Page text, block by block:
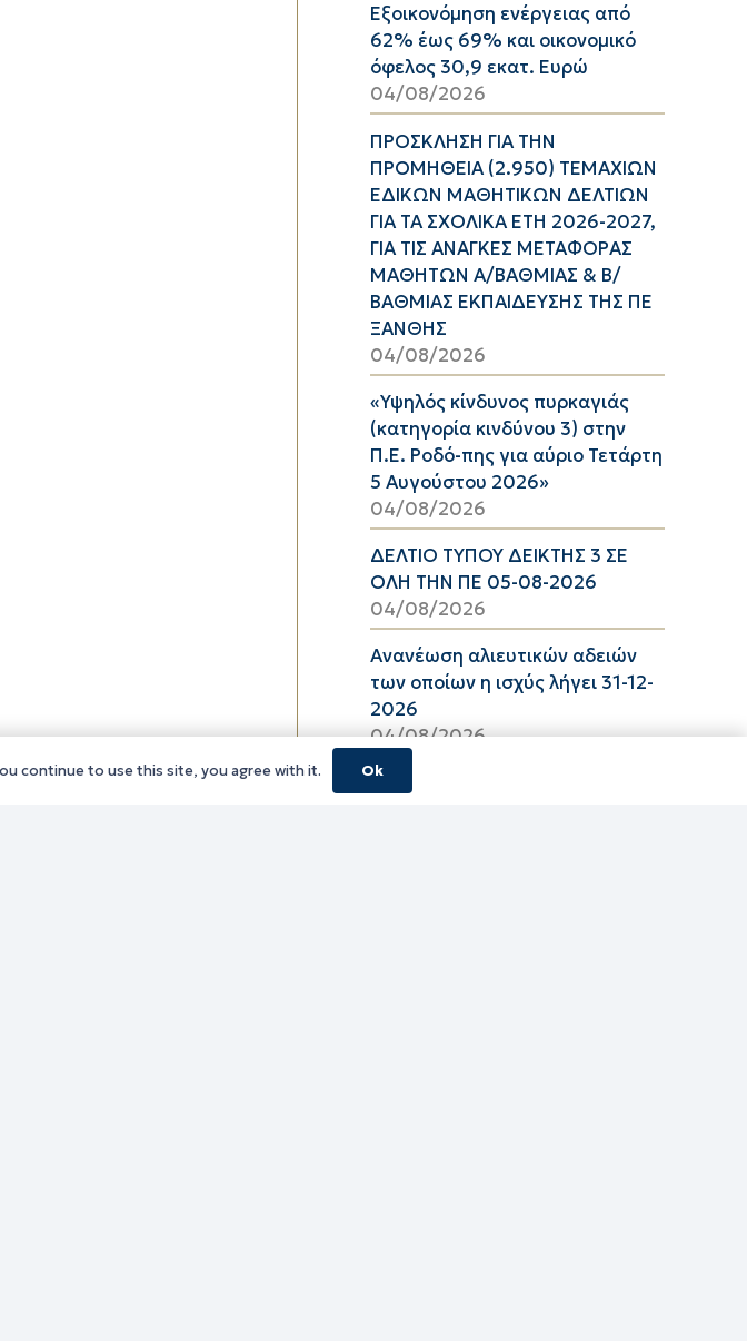
Εξοικονόμηση ενέργειας από
62% έως 69% και οικονομικό
όφελος 30,9 εκατ. Ευρώ
04/08/2026
ΠΡΟΣΚΛΗΣΗ ΓΙΑ ΤΗΝ
ΠΡΟΜΗΘΕΙΑ (2.950) ΤΕΜΑΧΙΩΝ
ΕΔΙΚΩΝ ΜΑΘΗΤΙΚΩΝ ΔΕΛΤΙΩΝ
ΓΙΑ ΤΑ ΣΧΟΛΙΚΑ ΕΤΗ 2026-2027,
ΓΙΑ ΤΙΣ ΑΝΑΓΚΕΣ ΜΕΤΑΦΟΡΑΣ
ΜΑΘΗΤΩΝ Α/ΒΑΘΜΙΑΣ & Β/
ΒΑΘΜΙΑΣ ΕΚΠΑΙΔΕΥΣΗΣ ΤΗΣ ΠΕ
ΞΑΝΘΗΣ
04/08/2026
«Υψηλός κίνδυνος πυρκαγιάς
(κατηγορία κινδύνου 3) στην
Π.Ε. Ροδό-πης για αύριο Τετάρτη
5 Αυγούστου 2026»
04/08/2026
ΔΕΛΤΙΟ ΤΥΠΟΥ ΔΕΙΚΤΗΣ 3 ΣΕ
ΟΛΗ ΤΗΝ ΠΕ 05-08-2026
04/08/2026
Ανανέωση αλιευτικών αδειών
των οποίων η ισχύς λήγει 31-12-
2026
04/08/2026
continue to use this site, you agree with it. Ok